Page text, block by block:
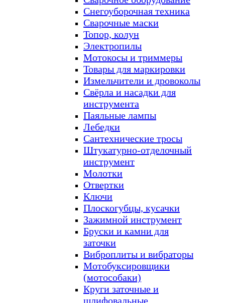
Снегоуборочная техника
Сварочные маски
Топор, колун
Электропилы
Мотокосы и триммеры
Товары для маркировки
Измельчители и дровоколы
Свёрла и насадки для
инструмента
Паяльные лампы
Лебедки
Сантехнические тросы
Штукатурно-отделочный
инструмент
Молотки
Отвертки
Ключи
Плоскогубцы, кусачки
Зажимной инструмент
Бруски и камни для
заточки
Виброплиты и вибраторы
Мотобуксировщики
(мотособаки)
Круги заточные и
шлифовальные